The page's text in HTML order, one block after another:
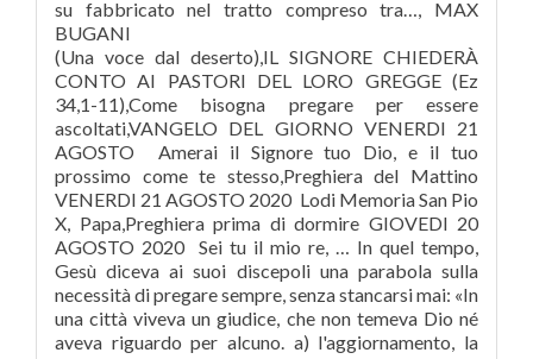
su fabbricato nel tratto compreso tra…, MAX
BUGANI
(Una voce dal deserto),IL SIGNORE CHIEDERÀ
CONTO AI PASTORI DEL LORO GREGGE (Ez
34,1-11),Come bisogna pregare per essere
ascoltati,VANGELO DEL GIORNO VENERDI 21
AGOSTO
Amerai il Signore tuo Dio, e il tuo
prossimo come te stesso,Preghiera del Mattino
VENERDI 21 AGOSTO 2020 Lodi Memoria San Pio
X, Papa,Preghiera prima di dormire GIOVEDI 20
AGOSTO 2020
Sei tu il mio re, … In quel tempo,
Gesù diceva ai suoi discepoli una parabola sulla
necessità di pregare sempre, senza stancarsi mai: «In
una città viveva un giudice, che non temeva Dio né
aveva riguardo per alcuno. a) l'aggiornamento, la